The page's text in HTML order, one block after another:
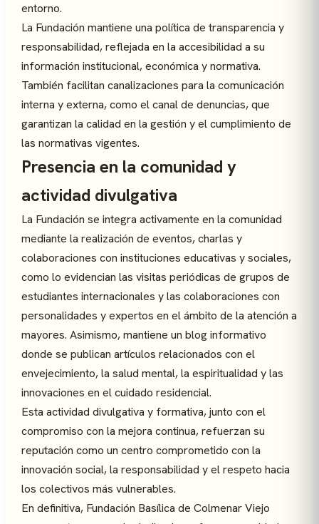
entorno.
La Fundación mantiene una política de transparencia y
responsabilidad, reflejada en la accesibilidad a su
información institucional, económica y normativa.
También facilitan canalizaciones para la comunicación
interna y externa, como el canal de denuncias, que
garantizan la calidad en la gestión y el cumplimiento de
las normativas vigentes.
Presencia en la comunidad y
actividad divulgativa
La Fundación se integra activamente en la comunidad
mediante la realización de eventos, charlas y
colaboraciones con instituciones educativas y sociales,
como lo evidencian las visitas periódicas de grupos de
estudiantes internacionales y las colaboraciones con
personalidades y expertos en el ámbito de la atención a
mayores. Asimismo, mantiene un blog informativo
donde se publican artículos relacionados con el
envejecimiento, la salud mental, la espiritualidad y las
innovaciones en el cuidado residencial.
Esta actividad divulgativa y formativa, junto con el
compromiso con la mejora continua, refuerzan su
reputación como un centro comprometido con la
innovación social, la responsabilidad y el respeto hacia
los colectivos más vulnerables.
En definitiva, Fundación Basílica de Colmenar Viejo